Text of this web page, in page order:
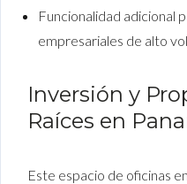
Funcionalidad adicional
empresariales de alto
Inversión y
Raíces en
Este espacio de oficinas